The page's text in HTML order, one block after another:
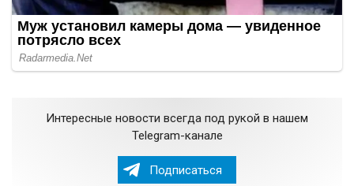
Интересные новости всегда под рукой в нашем
Telegram-канале
Подписаться